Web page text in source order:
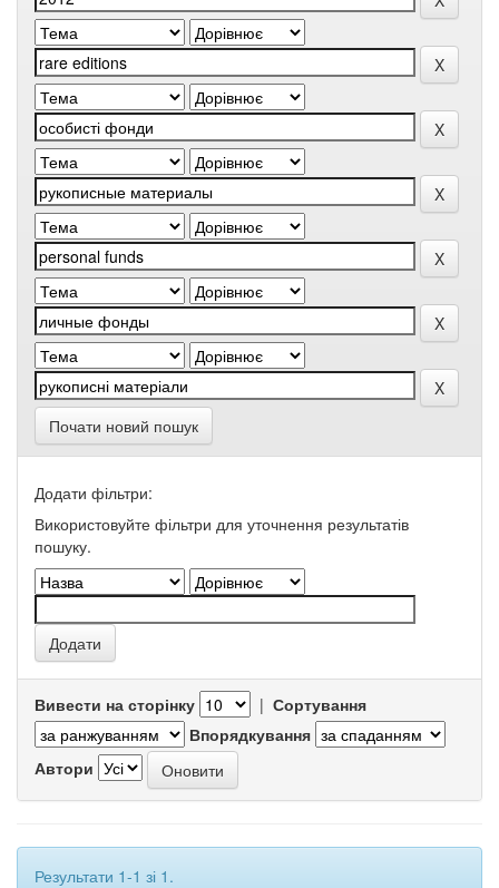
Почати новий пошук
Додати фільтри:
Використовуйте фільтри для уточнення результатів
пошуку.
Вивести на сторінку | Сортування
Впорядкування
Автори
Результати 1-1 зі 1.